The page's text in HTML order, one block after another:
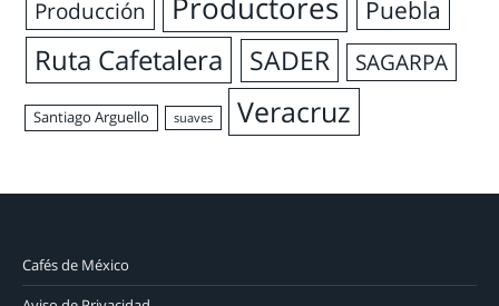
Producción Productores Puebla
Ruta Cafetalera SADER SAGARPA
Santiago Arguello suaves Veracruz
Cafés de México